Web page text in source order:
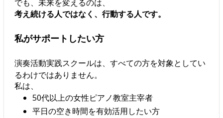
でも、未来を変えるのは、
考え続ける人ではなく、行動する人です。
私がサポートしたい方
演奏活動実践スクールは、すべての方を対象としてい
るわけではありません。
私は、
50代以上の女性ピアノ教室主宰者
平日の空き時間を有効活用したい方